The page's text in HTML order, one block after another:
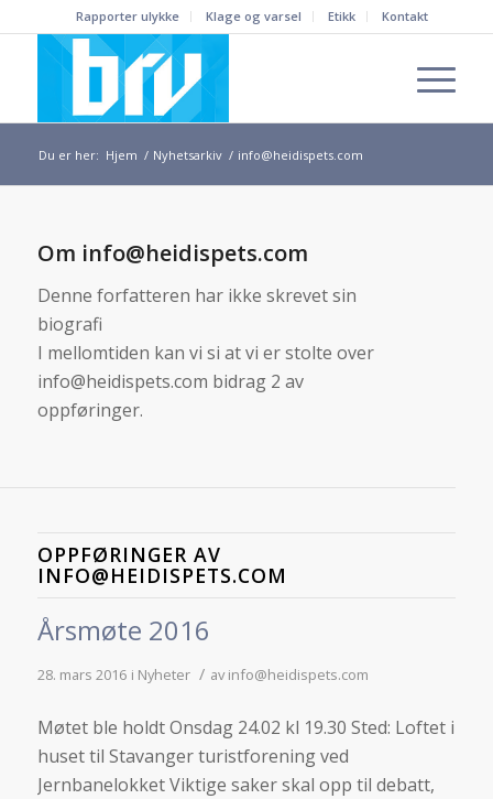
Rapporter ulykke Klage og varsel Etikk Kontakt
Du er her: Hjem / Nyhetsarkiv / info@heidispets.com
Om info@heidispets.com
Denne forfatteren har ikke skrevet sin
biografi
I mellomtiden kan vi si at vi er stolte over
info@heidispets.com bidrag 2 av
oppføringer.
OPPFØRINGER AV
INFO@HEIDISPETS.COM
Årsmøte 2016
28. mars 2016 i Nyheter / avinfo@heidispets.com
Møtet ble holdt Onsdag 24.02 kl 19.30 Sted: Loftet i
huset til Stavanger turistforening ved
Jernbanelokket Viktige saker skal opp til debatt,